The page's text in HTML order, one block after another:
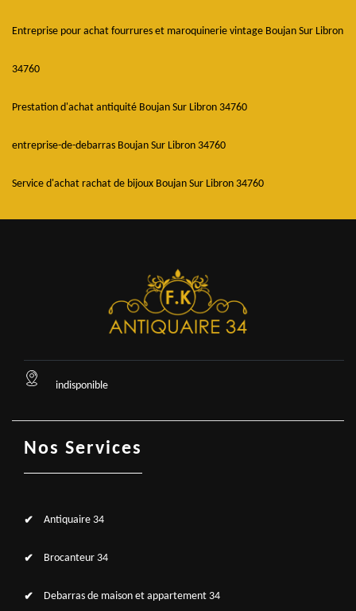
Entreprise pour achat fourrures et maroquinerie vintage Boujan Sur Libron
34760
Prestation d'achat antiquité Boujan Sur Libron 34760
entreprise-de-debarras Boujan Sur Libron 34760
Service d'achat rachat de bijoux Boujan Sur Libron 34760
indisponible
Nos Services
Antiquaire 34
Brocanteur 34
Debarras de maison et appartement 34